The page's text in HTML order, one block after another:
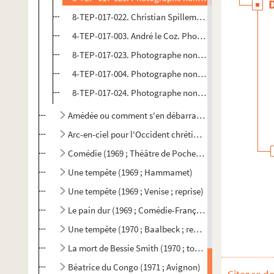
8-TEP-017-022. Christian Spillemaecker.
4-TEP-017-003. André le Coz. Photographies de scène
8-TEP-017-023. Photographe non identifié.
4-TEP-017-004. Photographe non identifié.
8-TEP-017-024. Photographe non identifié. Jean-
Amédée ou comment s'en débarrasser (1968 ;
Arc-en-ciel pour l'Occident chrétien (1968 ; Théâtre
Comédie (1969 ; Théâtre de Poche-Montparnasse ;
Une tempête (1969 ; Hammamet)
Une tempête (1969 ; Venise ; reprise)
Le pain dur (1969 ; Comédie-Française)
Une tempête (1970 ; Baalbeck ; reprise)
La mort de Bessie Smith (1970 ; tournée)
Béatrice du Congo (1971 ; Avignon)